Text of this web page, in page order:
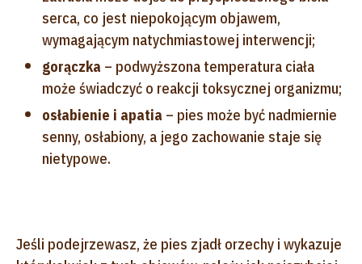
serca, co jest niepokojącym objawem,
wymagającym natychmiastowej interwencji;
gorączka – podwyższona temperatura ciała
może świadczyć o reakcji toksycznej organizmu;
osłabienie i apatia – pies może być nadmiernie
senny, osłabiony, a jego zachowanie staje się
nietypowe.
Jeśli podejrzewasz, że pies zjadł orzechy i wykazuje